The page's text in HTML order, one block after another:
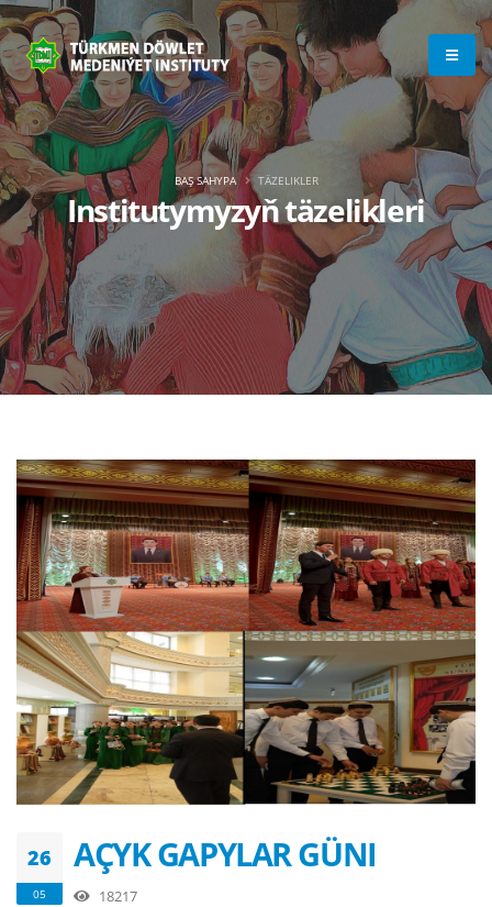
Institutymyzyň täzelikleri
BAŞ SAHYPA TÄZELIKLER
26
05
AÇYK GAPYLAR GÜNI
18217